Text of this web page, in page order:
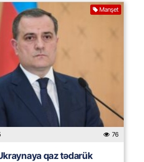
Manşet
76
qaz tədarük